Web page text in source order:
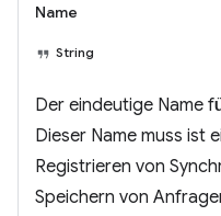
Name
String
Der eindeutige Name
Dieser Name muss ist
Registrieren von
Speichern von